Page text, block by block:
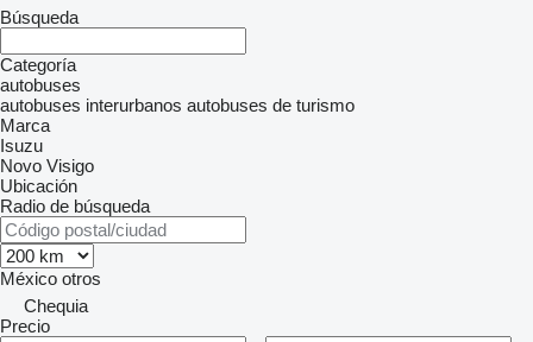
Búsqueda
Categoría
autobuses
autobuses interurbanos autobuses de turismo
Marca
Isuzu
Novo Visigo
Ubicación
Radio de búsqueda
México otros
Chequia
Precio